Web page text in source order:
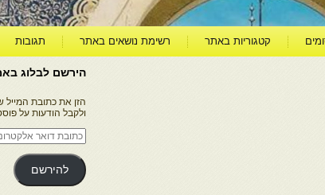
קטגוריות באתר רשימת נושאים באתר תגובות
הירשם לבלוג
הזן את כתובת
ולקבל הודעות על
כתובת
דואר
אלקטרוני
להירשם